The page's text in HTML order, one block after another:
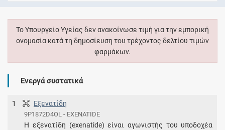
Το Υπουργείο Υγείας δεν ανακοίνωσε τιμή για την εμπορική
ονομασία κατά τη δημοσίευση του τρέχοντος δελτίου τιμών
φαρμάκων.
Ενεργά συστατικά
1 Εξενατίδη
9P1872D4OL - EXENATIDE
Η εξενατίδη (exenatide) είναι αγωνιστής του υποδοχέα